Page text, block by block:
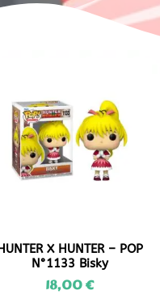
X HUNTER – POP
N°1133 Bisky
18,00€